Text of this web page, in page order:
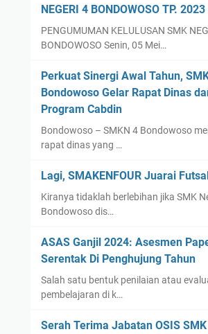
NEGERI 4 BONDOWOSO TP.
PENGUMUMAN KELULUSAN SMK
BONDOWOSO Senin, 05 Mei…
Perkuat Sinergi Awal Tahun,
Bondowoso Gelar Rapat Dinas
Program Cabdin
Bondowoso – SMKN 4 Bondowoso
rapat dinas yang …
Lagi, SMAKENFOUR Juarai
Kiranya tidaklah berlebihan jika SMK
Bondowoso dis…
ASAS Ganjil 2024: Asesmen
Serentak Di Penghujung Tahun
Salah satu bentuk penilaian atau
pembelajaran di k…
Serah Terima Jabatan OSIS